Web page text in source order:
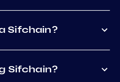
Sifchain?
Sifchain?